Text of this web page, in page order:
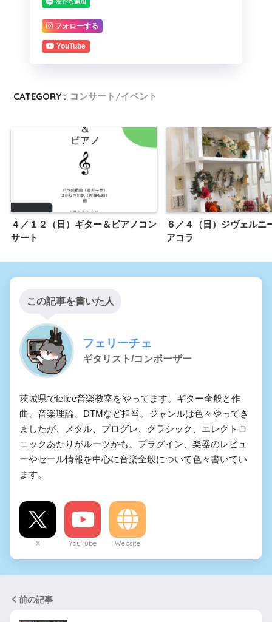
フォローする
YouTube
CATEGORY : コンサート/イベント
４／１２（日）ギター＆ピアノコン
サート
６／４（日）ジヴェルニ
アコラ
この記事を書いた人
フェリーチェ
ギタリスト/コンポーザー
茨城県でfelice音楽教室をやってます。ギター全般と作
曲、音楽理論、DTMなど担当。ジャンルは色々やってき
ましたが、メタル、プログレ、クラシック、エレクトロ
ニックあたりがルーツかも。プラグイン、楽器のレビュ
ーやセール情報を中心に音楽全般について色々書いてい
ます。
X YouTube Website
前の記事